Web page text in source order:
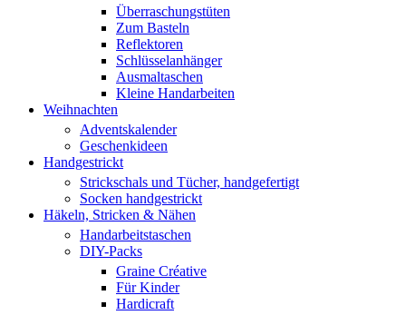
Überraschungstüten
Zum Basteln
Reflektoren
Schlüsselanhänger
Ausmaltaschen
Kleine Handarbeiten
Weihnachten
Adventskalender
Geschenkideen
Handgestrickt
Strickschals und Tücher, handgefertigt
Socken handgestrickt
Häkeln, Stricken & Nähen
Handarbeitstaschen
DIY-Packs
Graine Créative
Für Kinder
Hardicraft